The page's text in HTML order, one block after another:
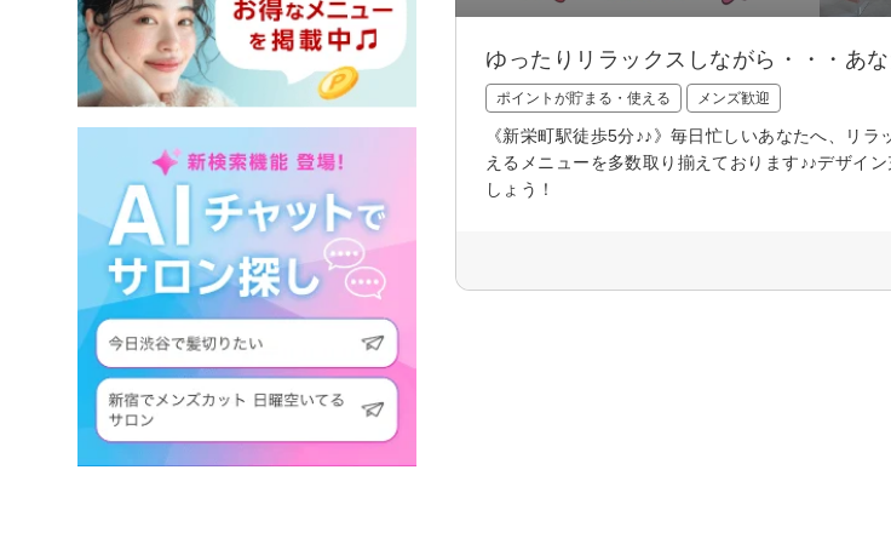
ゆったりリラックスしながら・・・あ
ポイントが貯まる・使える メンズ歓迎
《新栄町駅徒歩5分♪♪》毎日忙しいあなたへ、リ
えるメニューを多数取り揃えております♪♪デザイ
しょう！